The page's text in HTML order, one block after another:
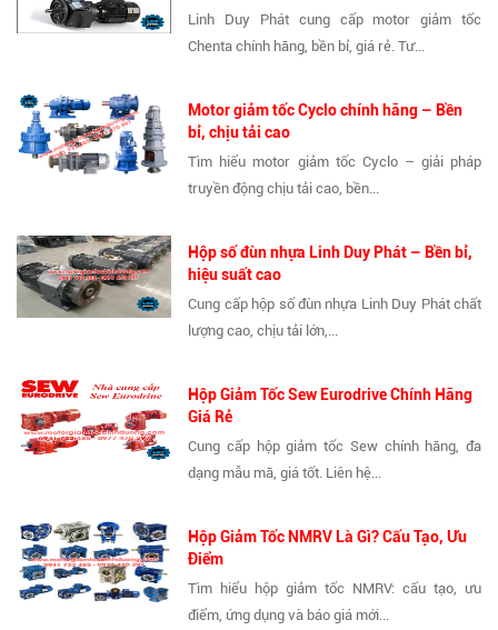
Linh Duy Phát cung cấp motor giảm tốc
Chenta chính hãng, bền bỉ, giá rẻ. Tư...
Motor giảm tốc Cyclo chính hãng – Bền
bỉ, chịu tải cao
Tìm hiểu motor giảm tốc Cyclo – giải pháp
truyền động chịu tải cao, bền...
Hộp số đùn nhựa Linh Duy Phát – Bền bỉ,
hiệu suất cao
Cung cấp hộp số đùn nhựa Linh Duy Phát chất
lượng cao, chịu tải lớn,...
Hộp Giảm Tốc Sew Eurodrive Chính Hãng
Giá Rẻ
Cung cấp hộp giảm tốc Sew chính hãng, đa
dạng mẫu mã, giá tốt. Liên hệ...
Hộp Giảm Tốc NMRV Là Gì? Cấu Tạo, Ưu
Điểm
Tìm hiểu hộp giảm tốc NMRV: cấu tạo, ưu
điểm, ứng dụng và báo giá mới...